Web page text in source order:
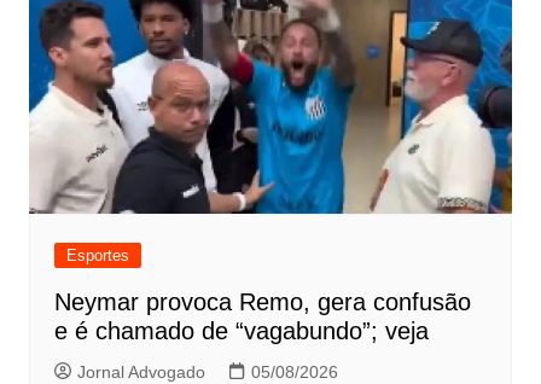
Esportes
Neymar provoca Remo, gera confusão
e é chamado de “vagabundo”; veja
Jornal Advogado 05/08/2026